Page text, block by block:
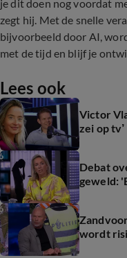
je dit doen nog voordat
zegt hij. Met de snelle
bijvoorbeeld door AI,
met de tijd en blijf je
Lees ook
Victor
zei op tv’
Debat
geweld:
wordt